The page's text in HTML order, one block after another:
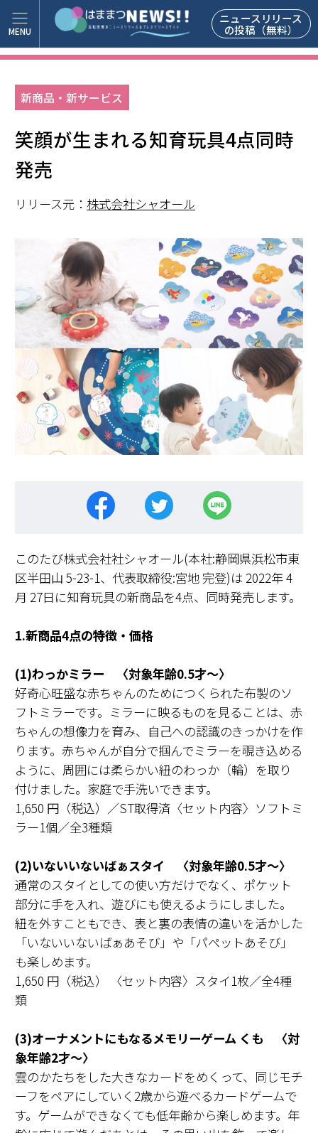
ニュースリリース
の投稿（無料）
新商品・新サービス
笑顔が生まれる知育玩具4点同時
発売
リリース元： 株式会社シャオール
このたび株式会社社シャオール(本社:静岡県浜松市東
区半田山 5-23-1、代表取締役:宮地 完登)は 2022年 4
月 27日に知育玩具の新商品を4点、同時発売します。
1.新商品4点の特徴・価格
(1)わっかミラー 〈対象年齢0.5才〜〉
好奇心旺盛な赤ちゃんのためにつくられた布製のソ
フトミラーです。ミラーに映るものを見ることは、赤
ちゃんの想像力を育み、自己への認識のきっかけを作
ります。赤ちゃんが自分で掴んでミラーを覗き込める
ように、周囲には柔らかい紐のわっか（輪）を取り
付けました。家庭で手洗いできます。
1,650 円（税込）／ST取得済〈セット内容〉ソフトミ
ラー1個／全3種類
(2)いないいないばぁスタイ 〈対象年齢0.5才〜〉
通常のスタイとしての使い方だけでなく、ポケット
部分に手を入れ、遊びにも使えるようにしました。
紐を外すこともでき、表と裏の表情の違いを活かした
「いないいないばぁあそび」や「パペットあそび」
も楽しめます。
1,650 円（税込） 〈セット内容〉スタイ1枚／全4種
類
(3)オーナメントにもなるメモリーゲーム くも 〈対
象年齢2才〜〉
雲のかたちをした大きなカードをめくって、同じモチ
ーフをペアにしていく2歳から遊べるカードゲームで
す。ゲームができなくても低年齢から楽しめます。年